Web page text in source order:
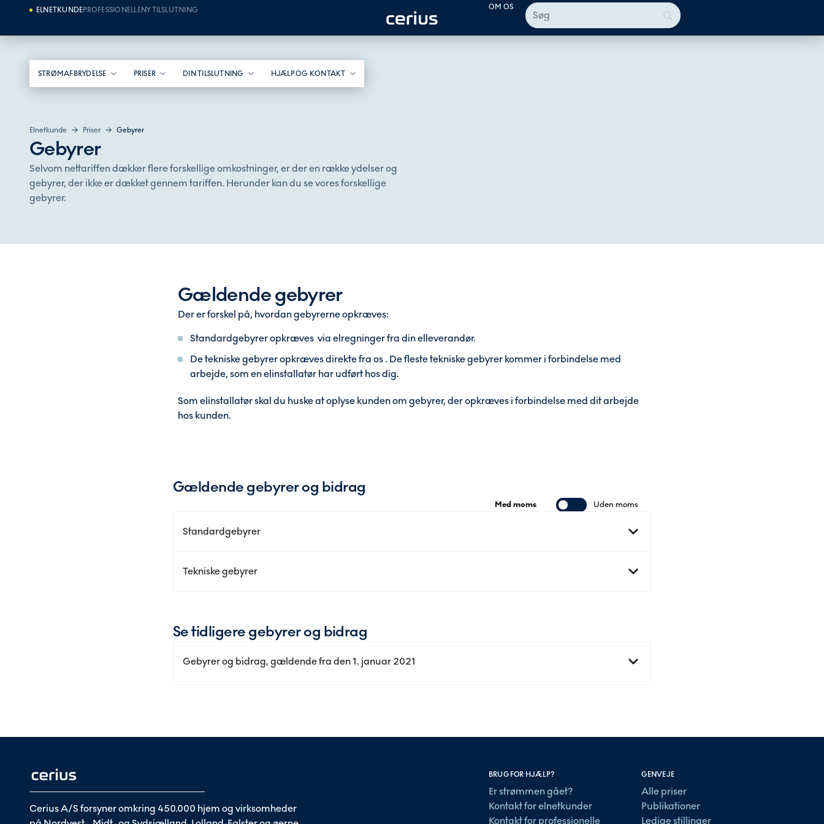
ELNETKUNDEPROFESSIONELLENY TILSLUTNING
STRØMAFBRYDELSE PRISER DIN TILSLUTNING HJÆLP OG KONTAKT​
OM OS
Elnetkunde Priser Gebyrer
Gebyrer
Selvom nettariffen dækker flere forskellige omkostninger, er der en række ydelser og
gebyrer, der ikke er dækket gennem tariffen. Herunder kan du se vores forskellige
gebyrer.
Gældende gebyrer
Der er forskel på, hvordan gebyrerne opkræves:
Standardgebyrer opkræves via elregninger fra din elleverandør.
De tekniske gebyrer opkræves direkte fra os . De fleste tekniske gebyrer kommer i forbindelse med
arbejde, som en elinstallatør har udført hos dig.
Som elinstallatør skal du huske at oplyse kunden om gebyrer, der opkræves i forbindelse med dit arbejde
hos kunden.
Gældende gebyrer og bidrag
Med moms Uden moms
Standardgebyrer
Tekniske gebyrer
Se tidligere gebyrer og bidrag
Gebyrer og bidrag, gældende fra den 1. januar 2021
Cerius A/S forsyner omkring 450.000 hjem og virksomheder
BRUG FOR HJÆLP?
Er strømmen gået?
Kontakt for elnetkunder
Kontakt for professionelle
GENVEJE
Alle priser
Publikationer
Ledige stillinger